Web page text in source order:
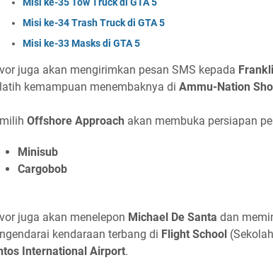
Misi ke-34 Trash Truck di GTA 5
Misi ke-33 Masks di GTA 5
juga akan mengirimkan pesan SMS kepada
kemampuan menembaknya di Ammu-Nation
Offshore Approach akan membuka persiapan
Minisub
Cargobob
juga akan menelepon Michael De Santa dan
kendaraan terbang di Flight School
International Airport.